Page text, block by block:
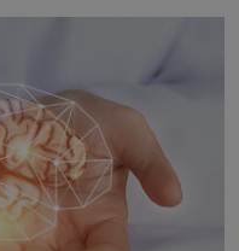
od roku 1223
moře,